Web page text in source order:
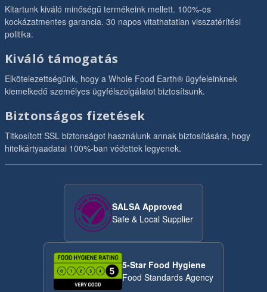
Kitartunk kiváló minőségű termékeink mellett. 100%-os
kockázatmentes garancia. 30 napos vitathatatlan visszatérítési
politika.
Kiváló támogatás
Elkötelezettségünk, hogy a Whole Food Earth® ügyfeleinknek
kiemelkedő személyes ügyfélszolgálatot biztosítsunk.
Biztonságos fizetések
Titkosított SSL biztonságot használunk annak biztosítására, hogy
hitelkártyaadatai 100%-ban védettek legyenek.
SALSA Approved
Safe & Local Supplier
5-Star Food Hygiene
Food Standards Agency